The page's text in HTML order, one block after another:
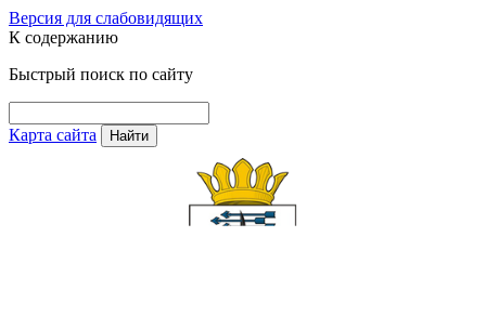
Версия для слабовидящих
К содержанию
Быстрый поиск по сайту
Карта сайта Найти